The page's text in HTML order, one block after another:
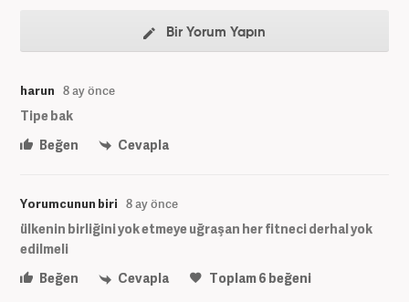
Bir Yorum Yapın
harun 8 ay önce
Tipe bak
Beğen
Cevapla
Yorumcunun biri 8 ay önce
ülkenin birliğini yok etmeye uğraşan her fitneci derhal yok
edilmeli
Beğen
Cevapla Toplam6 beğeni